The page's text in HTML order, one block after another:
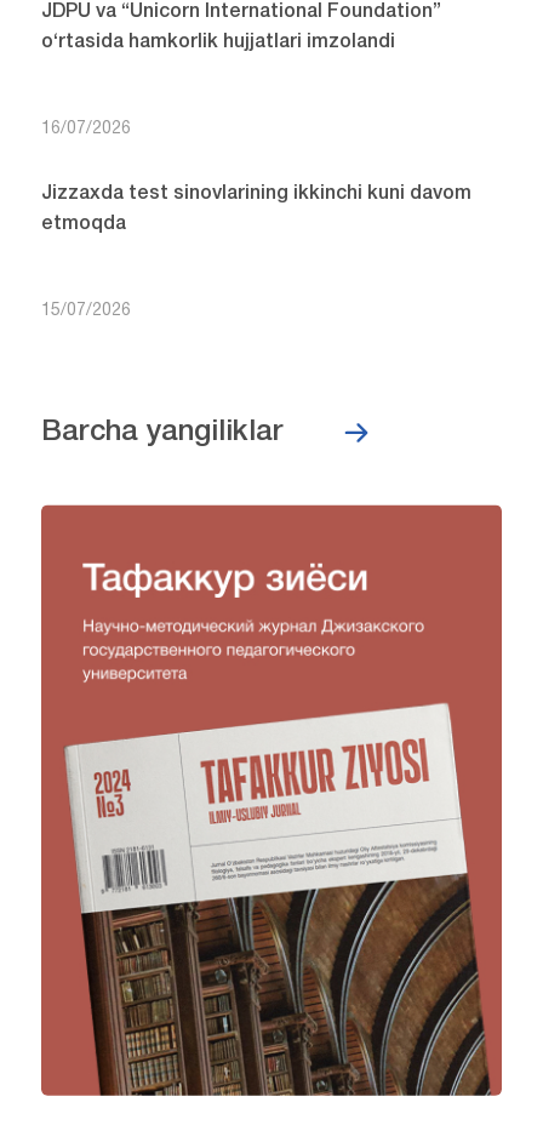
JDPU va “Unicorn International Foundation”
o‘rtasida hamkorlik hujjatlari imzolandi
16/07/2026
Jizzaxda test sinovlarining ikkinchi kuni davom
etmoqda
15/07/2026
Barcha yangiliklar